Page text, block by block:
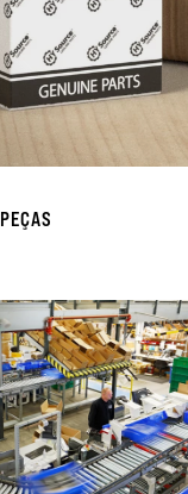
PEÇAS